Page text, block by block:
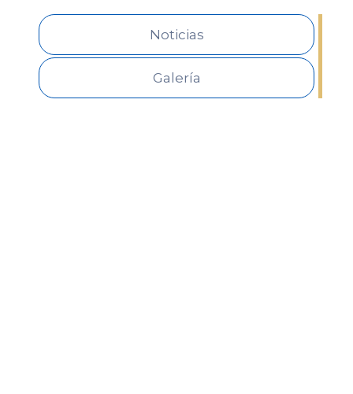
Noticias
Galería